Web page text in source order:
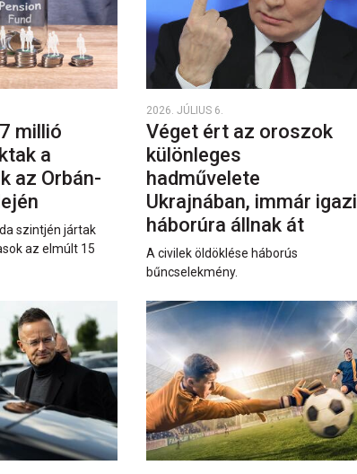
millió
a
az Orbán-
szintjén jártak
az elmúlt 15
2026. JÚLIUS 6.
Véget ért az oroszok
különleges
hadművelete
Ukrajnában, immár igazi
háborúra állnak át
A civilek öldöklése háborús
bűncselekmény.